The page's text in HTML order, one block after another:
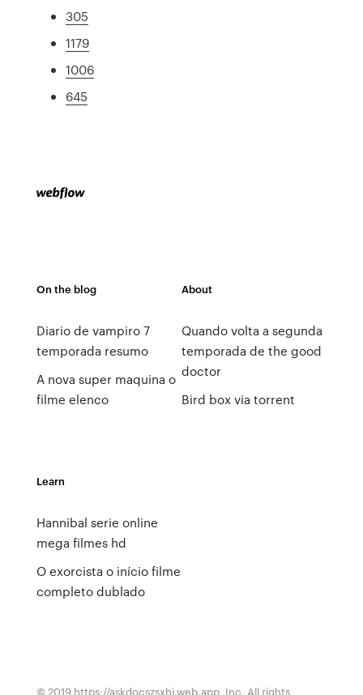
305
1179
1006
645
On the blog
Diario de vampiro 7
temporada resumo
A nova super maquina o
filme elenco
About
Quando volta a segunda
temporada de the good
doctor
Bird box via torrent
Learn
Hannibal serie online
mega filmes hd
O exorcista o início filme
completo dublado
© 2019 https://askdocszsxhi.web.app, Inc. All rights